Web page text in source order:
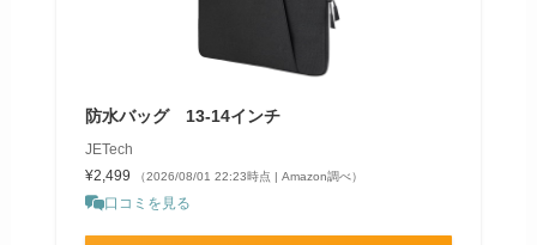
防水バッグ 13‐14インチ
JETech
¥2,499
（2026/08/01 22:23時点 | Amazon調べ）
口コミを見る